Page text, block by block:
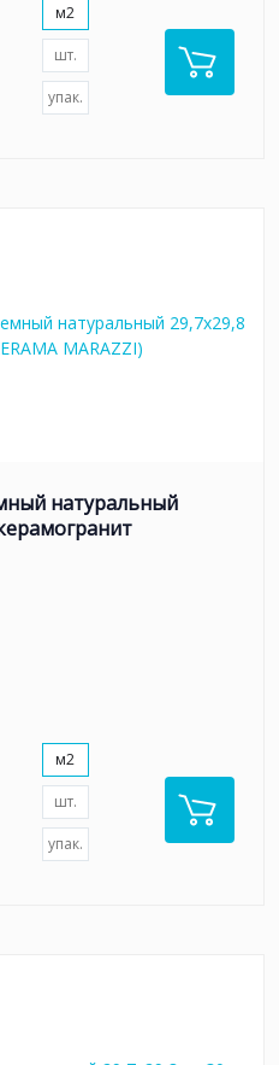
м2
шт.
упак.
натуральный
м2
шт.
упак.